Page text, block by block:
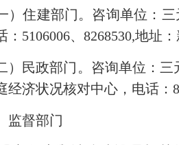
建部门。咨询单位：三
：5106006、8268530,地址
政部门。咨询单位：三元
经济状况核对中心，电话：
督部门